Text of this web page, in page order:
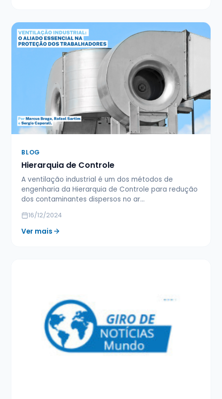
BLOG
Hierarquia de Controle
A ventilação industrial é um dos métodos de
engenharia da Hierarquia de Controle para redução
dos contaminantes dispersos no ar…
16/12/2024
Ver mais